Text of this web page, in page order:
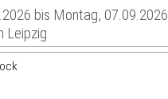
bis Montag, 07.09.2026
Leipzig